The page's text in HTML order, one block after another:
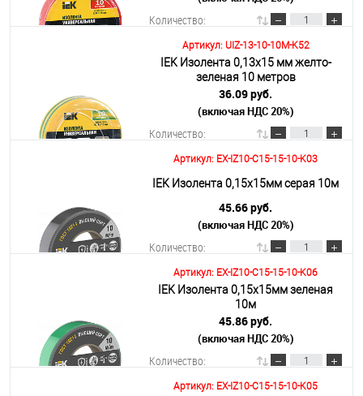
Количество:
В корзину
Подробнее
Артикул: UIZ-13-10-10M-K52
IEK Изолента 0,13х15 мм желто-
зеленая 10 метров
36.09 руб.
(включая НДС 20%)
Количество:
В корзину
Подробнее
Артикул: EX-IZ10-C15-15-10-K03
IEK Изолента 0,15х15мм серая 10м
45.66 руб.
(включая НДС 20%)
Количество:
В корзину
Подробнее
Артикул: EX-IZ10-C15-15-10-K06
IEK Изолента 0,15х15мм зеленая
10м
45.86 руб.
(включая НДС 20%)
Количество:
Артикул: EX-IZ10-C15-15-10-K05